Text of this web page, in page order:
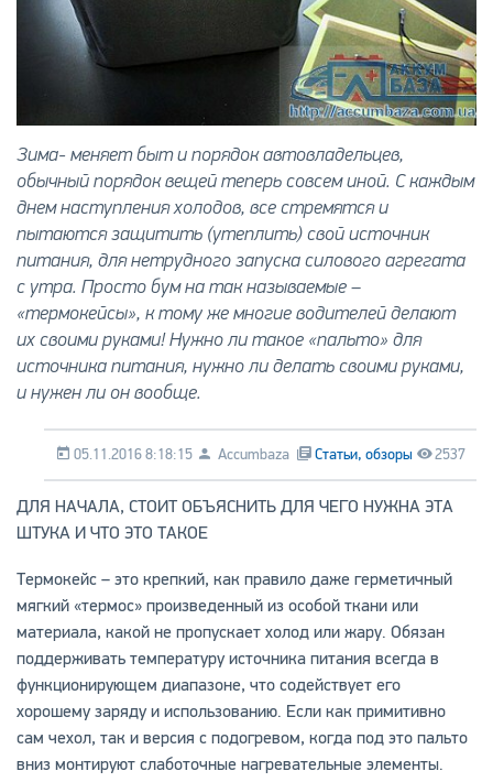
Зима- меняет быт и порядок автовладельцев,
обычный порядок вещей теперь совсем иной. С каждым
днем наступления холодов, все стремятся и
пытаются защитить (утеплить) свой источник
питания, для нетрудного запуска силового агрегата
с утра. Просто бум на так называемые –
«термокейсы», к тому же многие водителей делают
их своими руками! Нужно ли такое «пальто» для
источника питания, нужно ли делать своими руками,
и нужен ли он вообще.
Статьи, обзоры 2537
05.11.2016 8:18:15 Accumbaza
ДЛЯ НАЧАЛА, СТОИТ ОБЪЯСНИТЬ ДЛЯ ЧЕГО НУЖНА ЭТА
ШТУКА И ЧТО ЭТО ТАКОЕ
Термокейс – это крепкий, как правило даже герметичный
мягкий «термос» произведенный из особой ткани или
материала, какой не пропускает холод или жару. Обязан
поддерживать температуру источника питания всегда в
функционирующем диапазоне, что содействует его
хорошему заряду и использованию. Если как примитивно
сам чехол, так и версия с подогревом, когда под это пальто
вниз монтируют слаботочные нагревательные элементы.